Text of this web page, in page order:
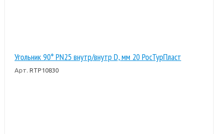
Угольник 90° PN25 внутр/внутр D, мм 20 РосТурПласт
Арт. RTP10830